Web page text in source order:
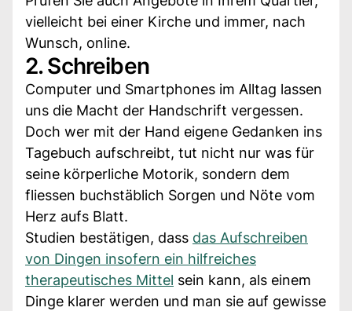
vielleicht bei einer Kirche und immer, nach
Wunsch, online.
2. Schreiben
Computer und Smartphones im Alltag lassen
uns die Macht der Handschrift vergessen.
Doch wer mit der Hand eigene Gedanken ins
Tagebuch aufschreibt, tut nicht nur was für
seine körperliche Motorik, sondern dem
fliessen buchstäblich Sorgen und Nöte vom
Herz aufs Blatt.
Studien bestätigen, dass das Aufschreiben
von Dingen insofern ein hilfreiches
therapeutisches Mittel sein kann, als einem
Dinge klarer werden und man sie auf gewisse